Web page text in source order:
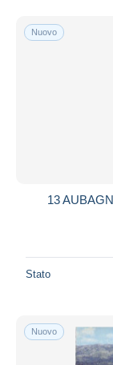
Nuovo
13
Stato
Nuovo